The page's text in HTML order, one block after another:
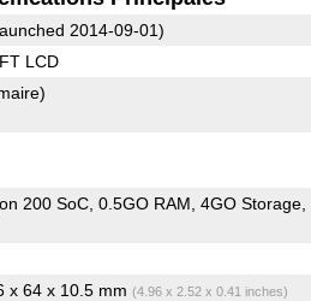
2014-09-01)
LCD
200 SoC 0.5GO RAM 4GO Storage
x 64 x 10.5 mm (4.96 x 2.52 x 0.41 inches)